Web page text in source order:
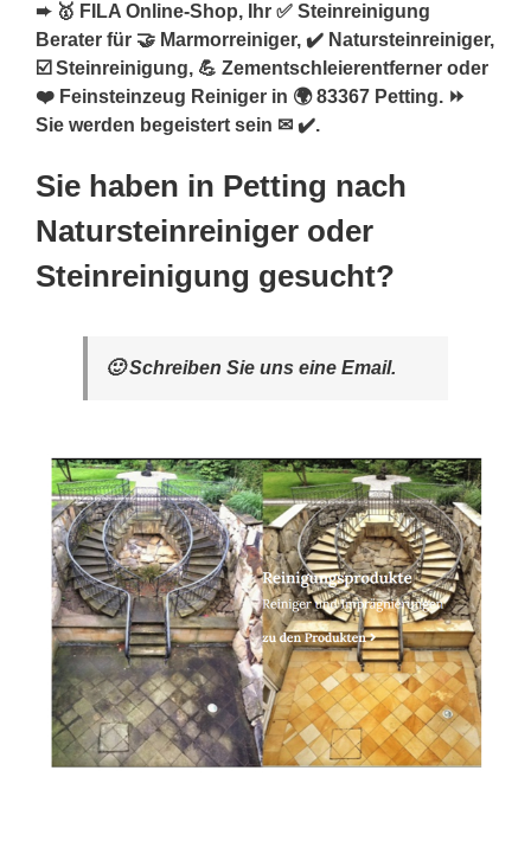
➨ 🥇 FILA Online-Shop, Ihr ✅ Steinreinigung
Berater für 🤝 Marmorreiniger, ✔️ Natursteinreiniger,
☑️ Steinreinigung, 💪 Zementschleierentferner oder
❤️ Feinsteinzeug Reiniger in 🌍 83367 Petting. ⏩
Sie werden begeistert sein ✉ ✔️.
Sie haben in Petting nach
Natursteinreiniger oder
Steinreinigung gesucht?
🙂 Schreiben Sie uns eine Email.